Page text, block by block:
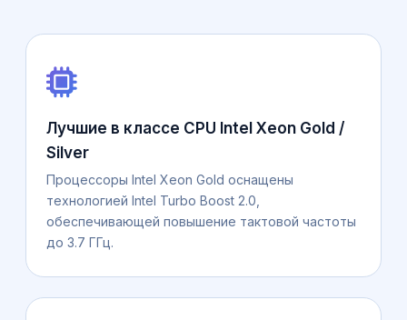
Лучшие в классе CPU Intel Xeon Gold /
Silver
Процессоры Intel Xeon Gold оснащены
технологией Intel Turbo Boost 2.0,
обеспечивающей повышение тактовой частоты
до 3.7 ГГц.